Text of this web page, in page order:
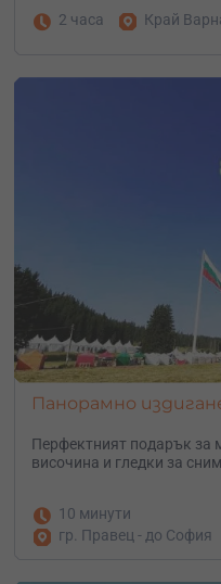
2 часа Край
Панорамно
Перфектният подарък за
височина и гледки за
10 минути
гр. Правец - до София